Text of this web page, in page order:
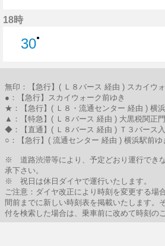
18時
30●
無印：【急行】( Ｌ８バース 経由 ) スカイウ
●：【急行】スカイウォーク前ゆき
★：【急行】( Ｌ８・流通センター 経由 ) 横
▲：【特急】( Ｌ８バース 経由 ) 大黒税関正
◆：【直通】( Ｌ８バース 経由 ) Ｔ３バース
○：【急行】( 流通センター 経由 ) 横浜駅前ゆ
※ 道路渋滞等により、予定どおり運行でき
承下さい。
※ 祝日は休日ダイヤで運行いたします。
ご注意：ダイヤ改正により時刻を変更する場
間前までに新しい時刻表を掲載いたします。
付を検索した場合は、乗車前に改めて時刻の